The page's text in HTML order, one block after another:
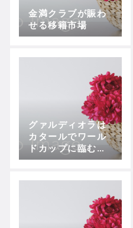
金満クラブが賑わ
せる移籍市場
グァルディオラは
カタールでワール
ドカップに臨む？
バヴァリアから中